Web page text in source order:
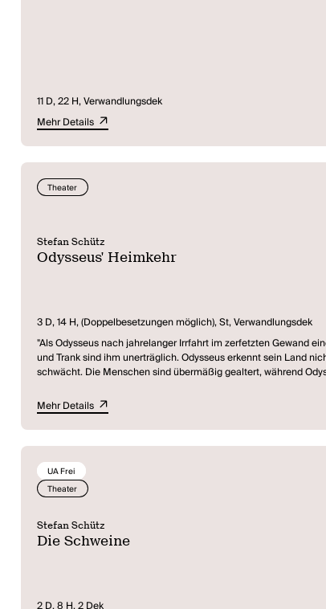
11 D, 22 H, Verwandlungsdek
Mehr Details
Theater
Stefan Schütz
Odysseus' Heimkehr
3 D, 14 H, (Doppelbesetzungen möglich), St, Verwandlungsdek
"Als Odysseus nach jahrelanger Irrfahrt im zerfetzten Gewand
und Trank sind ihm unerträglich. Odysseus erkennt sein Land
schwächt. Die Menschen sind übermäßig gealtert, während
will die Frau dessen werden, der sie am besten begattet, jeden
Land vom Schorf befreien. Aber das ist aussichtslos, und um
versucht , Telemachos auf seine Seite zu ziehen, erzählt ihm
sogleich bauen lässt und kontrolliert. Er spricht ihre Benutzung
gewordene Odysseus." (Süddeutsche Zeitung)
Mehr Details
UA Frei
Theater
Stefan Schütz
Die Schweine